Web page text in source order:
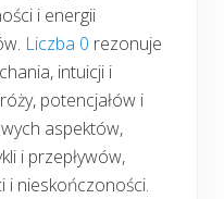
i energii
Liczba 0 rezonuje
intuicji i
potencjałów i
aspektów,
i przepływów,
i nieskończoności.